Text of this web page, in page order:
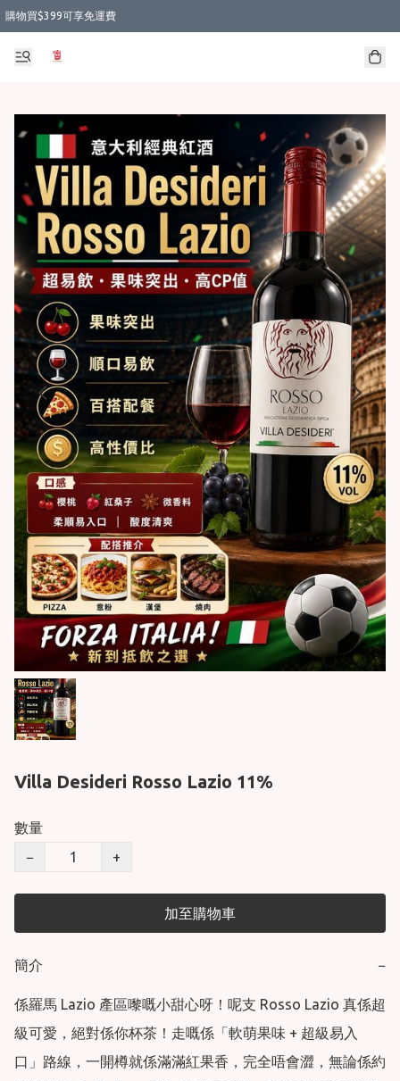
購物買$399可享免運費
Villa Desideri Rosso Lazio 11%
數量
−
+
加至購物車
簡介 −
係羅馬 Lazio 產區嚟嘅小甜心呀！呢支 Rosso Lazio 真係超
級可愛，絕對係你杯茶！走嘅係「軟萌果味 + 超級易入
口」路線，一開樽就係滿滿紅果香，完全唔會澀，無論係約